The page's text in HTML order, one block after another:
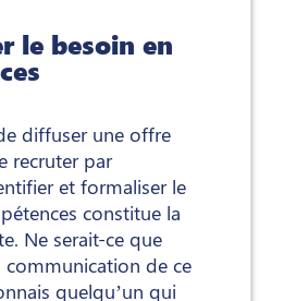
le besoin en
diffuser une offre
recruter par
et formaliser le
constitue la
Ne serait-ce que
de ce
quelqu’un qui